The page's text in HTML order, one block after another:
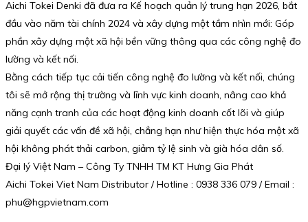
Aichi Tokei Denki đã đưa ra Kế hoạch quản lý trung hạn 2026, bắt
đầu vào năm tài chính 2024 và xây dựng một tầm nhìn mới: Góp
phần xây dựng một xã hội bền vững thông qua các công nghệ đo
lường và kết nối.
Bằng cách tiếp tục cải tiến công nghệ đo lường và kết nối, chúng
tôi sẽ mở rộng thị trường và lĩnh vực kinh doanh, nâng cao khả
năng cạnh tranh của các hoạt động kinh doanh cốt lõi và giúp
giải quyết các vấn đề xã hội, chẳng hạn như hiện thực hóa một xã
hội không phát thải carbon, giảm tỷ lệ sinh và già hóa dân số.
Đại lý Việt Nam – Công Ty TNHH TM KT Hưng Gia Phát
Aichi Tokei Viet Nam Distributor / Hotline : 0938 336 079 / Email :
phu@hgpvietnam.com